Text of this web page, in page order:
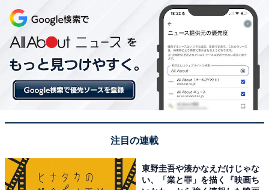
検索をすれば、多くの写真や感想が投稿されています。
でも、それを見ても「結局どんなパフォーマンスか？」
を想像するのが難しいのも特徴です。実際に観てわかっ
たのは、このパフォーマンスは体感型で、その場に身を
置いてこそ楽しめるということ。
注目の連載
東野圭吾や湊かなえだけじゃな
い、「業と罪」を描く『映画ち